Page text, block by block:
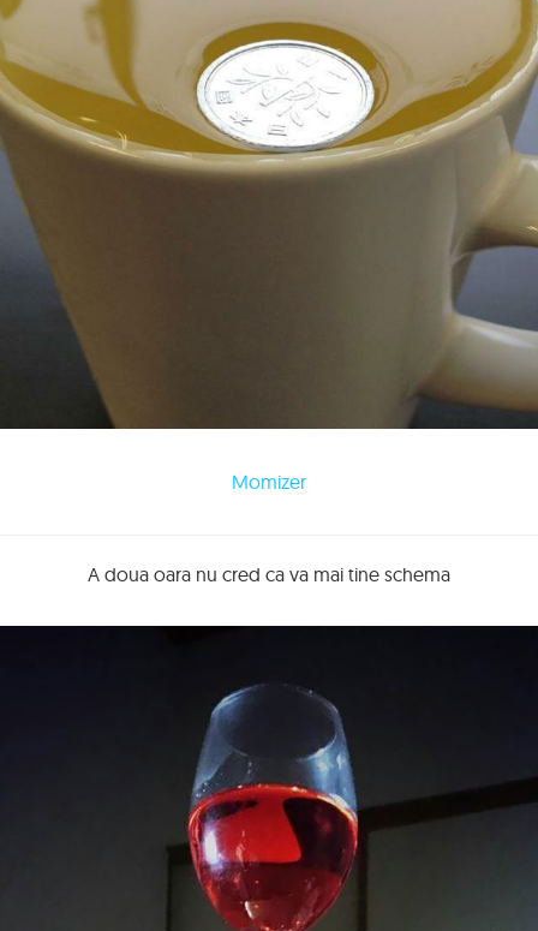
Momizer
A doua oara nu cred ca va mai tine schema